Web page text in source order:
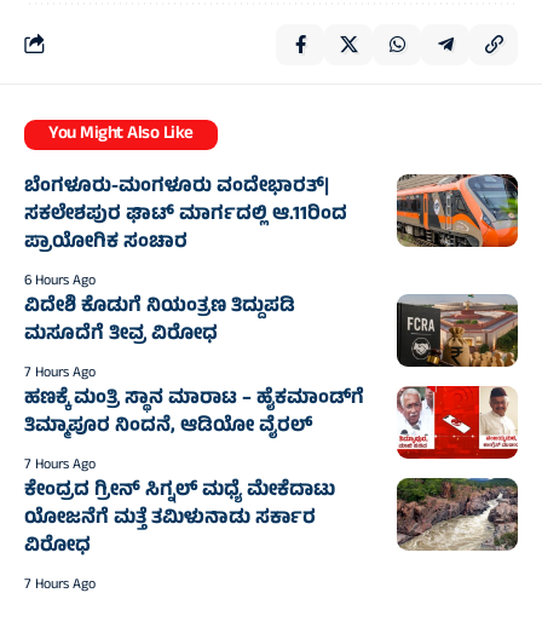
You Might Also Like
ಬೆಂಗಳೂರು-ಮಂಗಳೂರು ವಂದೇಭಾರತ್‌|
ಸಕಲೇಶಪುರ ಘಾಟ್ ಮಾರ್ಗದಲ್ಲಿ ಆ.11ರಿಂದ
ಪ್ರಾಯೋಗಿಕ ಸಂಚಾರ
6 Hours Ago
ವಿದೇಶಿ ಕೊಡುಗೆ ನಿಯಂತ್ರಣ ತಿದ್ದುಪಡಿ
ಮಸೂದೆಗೆ ತೀವ್ರ ವಿರೋಧ
7 Hours Ago
ಹಣಕ್ಕೆ ಮಂತ್ರಿ ಸ್ಥಾನ ಮಾರಾಟ – ಹೈಕಮಾಂಡ್‌ಗೆ
ತಿಮ್ಮಾಪೂರ ನಿಂದನೆ, ಆಡಿಯೋ ವೈರಲ್
7 Hours Ago
ಕೇಂದ್ರದ ಗ್ರೀನ್ ಸಿಗ್ನಲ್ ಮಧ್ಯೆ ಮೇಕೆದಾಟು
ಯೋಜನೆಗೆ ಮತ್ತೆ ತಮಿಳುನಾಡು ಸರ್ಕಾರ
ವಿರೋಧ
7 Hours Ago